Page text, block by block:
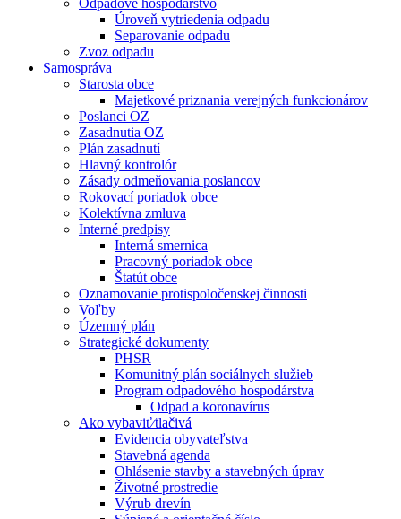
Odpadové hospodárstvo
Úroveň vytriedenia odpadu
Separovanie odpadu
Zvoz odpadu
Samospráva
Starosta obce
Majetkové priznania verejných funkcionárov
Poslanci OZ
Zasadnutia OZ
Plán zasadnutí
Hlavný kontrolór
Zásady odmeňovania poslancov
Rokovací poriadok obce
Kolektívna zmluva
Interné predpisy
Interná smernica
Pracovný poriadok obce
Štatút obce
Oznamovanie protispoločenskej činnosti
Voľby
Územný plán
Strategické dokumenty
PHSR
Komunitný plán sociálnych služieb
Program odpadového hospodárstva
Odpad a koronavírus
Ako vybaviť⁄tlačivá
Evidencia obyvateľstva
Stavebná agenda
Ohlásenie stavby a stavebných úprav
Životné prostredie
Výrub drevín